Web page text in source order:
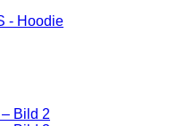
- Hoodie